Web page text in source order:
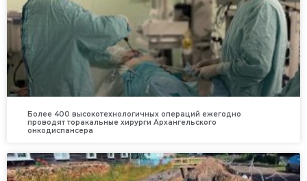
Более 400 высокотехнологичных операций ежегодно
проводят торакальные хирурги Архангельского
онкодиспансера